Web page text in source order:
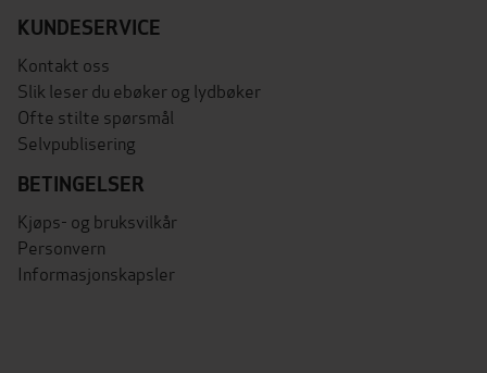
KUNDESERVICE
Kontakt oss
Slik leser du ebøker og lydbøker
Ofte stilte spørsmål
Selvpublisering
BETINGELSER
Kjøps- og bruksvilkår
Personvern
Informasjonskapsler